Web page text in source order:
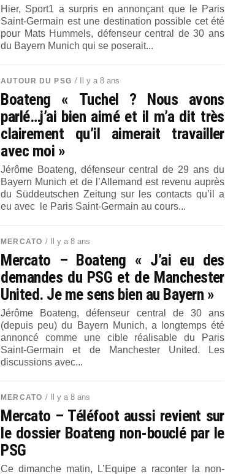
Hier, Sport1 a surpris en annonçant que le Paris
Saint-Germain est une destination possible cet été
pour Mats Hummels, défenseur central de 30 ans
du Bayern Munich qui se poserait...
AUTOUR DU PSG / Il y a 8 ans
Boateng « Tuchel ? Nous avons
parlé…j’ai bien aimé et il m’a dit très
clairement qu’il aimerait travailler
avec moi »
Jérôme Boateng, défenseur central de 29 ans du
Bayern Munich et de l’Allemand est revenu auprès
du Süddeutschen Zeitung sur les contacts qu’il a
eu avec le Paris Saint-Germain au cours...
MERCATO / Il y a 8 ans
Mercato – Boateng « J’ai eu des
demandes du PSG et de Manchester
United. Je me sens bien au Bayern »
Jérôme Boateng, défenseur central de 30 ans
(depuis peu) du Bayern Munich, a longtemps été
annoncé comme une cible réalisable du Paris
Saint-Germain et de Manchester United. Les
discussions avec...
MERCATO / Il y a 8 ans
Mercato – Téléfoot aussi revient sur
le dossier Boateng non-bouclé par le
PSG
Ce dimanche matin, L’Equipe a raconter la non-